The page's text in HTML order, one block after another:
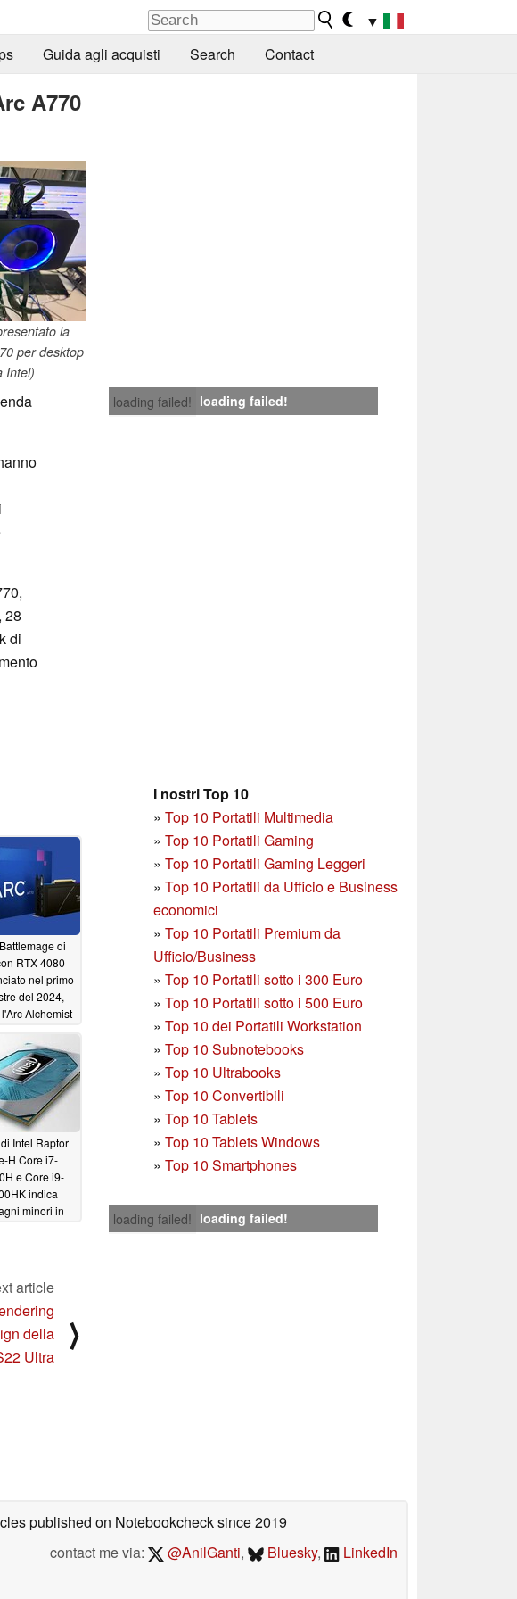
▼
Guida agli acquisti Search Contact
A770
la
per desktop
Intel)
loading failed! loading failed!
28
di
I nostri Top 10
» Top 10 Portatili Multimedia
» Top 10 Portatili Gaming
» Top 10 Portatili Gaming Leggeri
» Top 10 Portatili da Ufficio e Business
economici
» Top 10 Portatili Premium da
Ufficio/Business
» Top 10 Portatili sotto i 300 Euro
» Top 10 Portatili sotto i 500 Euro
» Top 10 dei Portatili Workstation
» Top 10 Subnotebooks
» Top 10 Ultrabooks
» Top 10 Convertibili
» Top 10 Tablets
» Top 10 Tablets Windows
» Top 10 Smartphones
loading failed! loading failed!
di
RTX 4080
nel primo
del 2024,
Alchemist
trimestre del
secondo la
interna
01/07/2023
Intel Raptor
H Core i7-
e Core i9-
indica
minori in
09/28/2022
article
della
Ultra
⟩
published on Notebookchecksince 2019
contact me via:
@AnilGanti, Bluesky, LinkedIn